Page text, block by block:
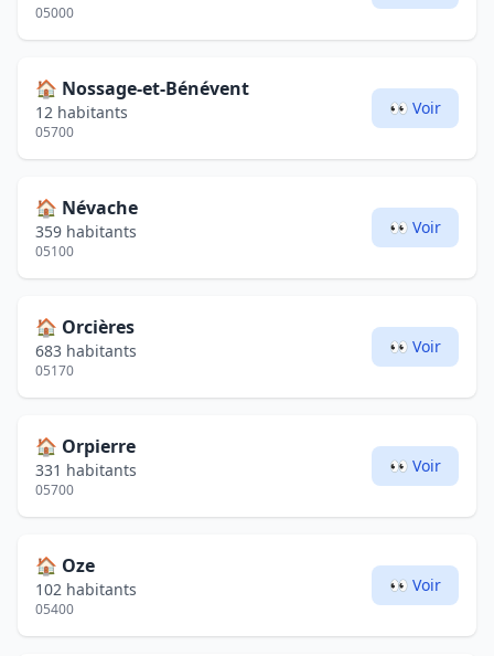
05000
🏠 Nossage-et-Bénévent
12 habitants
05700
👀 Voir
🏠 Névache
359 habitants
05100
👀 Voir
🏠 Orcières
683 habitants
05170
👀 Voir
🏠 Orpierre
331 habitants
05700
👀 Voir
🏠 Oze
102 habitants
05400
👀 Voir